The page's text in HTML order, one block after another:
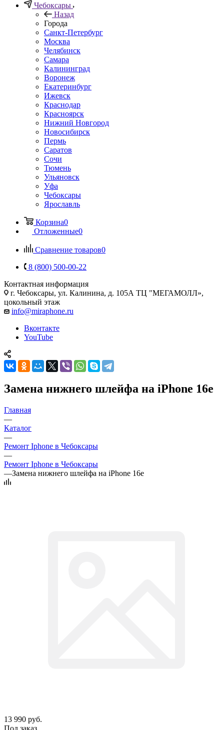
Чебоксары
Назад
Города
Санкт-Петербург
Москва
Челябинск
Самара
Калининград
Воронеж
Екатеринбург
Ижевск
Краснодар
Красноярск
Нижний Новгород
Новосибирск
Пермь
Саратов
Сочи
Тюмень
Ульяновск
Уфа
Чебоксары
Ярославль
Корзина0
Отложенные0
Сравнение товаров0
8 (800) 500-00-22
Контактная информация
г. Чебоксары, ул. Калинина, д. 105А ТЦ "МЕГАМОЛЛ»,
цокольный этаж
info@miraphone.ru
Вконтакте
YouTube
Замена нижнего шлейфа на iPhone 16e
Главная
—
Каталог
—
Ремонт Iphone в Чебоксары
—
Ремонт Iphone в Чебоксары
—Замена нижнего шлейфа на iPhone 16e
13 990 руб.
Под заказ